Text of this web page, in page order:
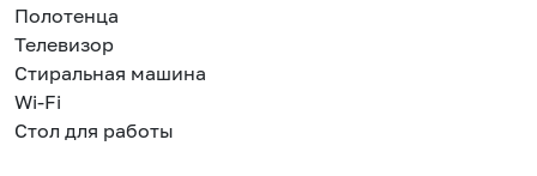
Полотенца
Телевизор
Стиральная машина
Wi-Fi
Стол для работы